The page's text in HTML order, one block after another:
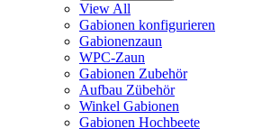
View All
Gabionen konfigurieren
Gabionenzaun
WPC-Zaun
Gabionen Zubehör
Aufbau Zübehör
Winkel Gabionen
Gabionen Hochbeete